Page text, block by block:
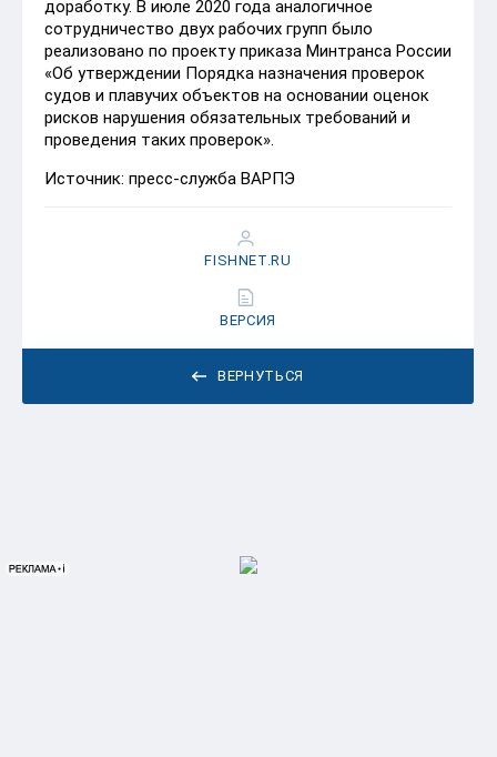
доработку. В июле 2020 года аналогичное
сотрудничество двух рабочих групп было
реализовано по проекту приказа Минтранса России
«Об утверждении Порядка назначения проверок
судов и плавучих объектов на основании оценок
рисков нарушения обязательных требований и
проведения таких проверок».
Источник: пресс-служба ВАРПЭ
ВЕРНУТЬСЯ
FISHNET.RU
ВЕРСИЯ